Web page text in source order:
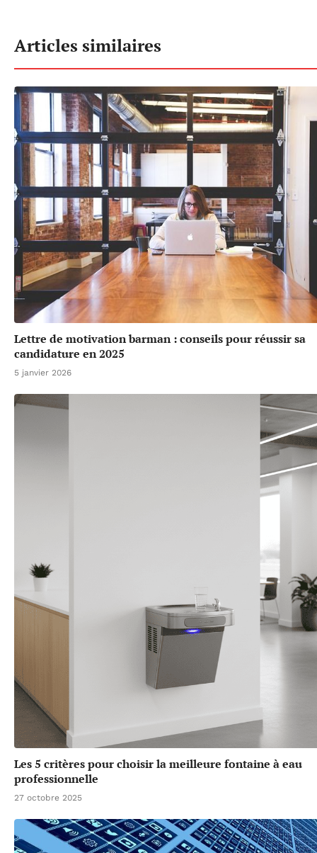
Articles similaires
Lettre de motivation barman : conseils pour réussir sa
candidature en 2025
5 janvier 2026
Les 5 critères pour choisir la meilleure fontaine à eau
professionnelle
27 octobre 2025